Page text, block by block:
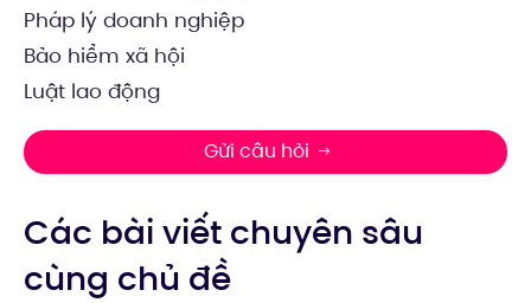
Pháp lý doanh nghiệp
Bảo hiểm xã hội
Luật lao động
Gửi câu hỏi
Các bài viết chuyên sâu
cùng chủ đề